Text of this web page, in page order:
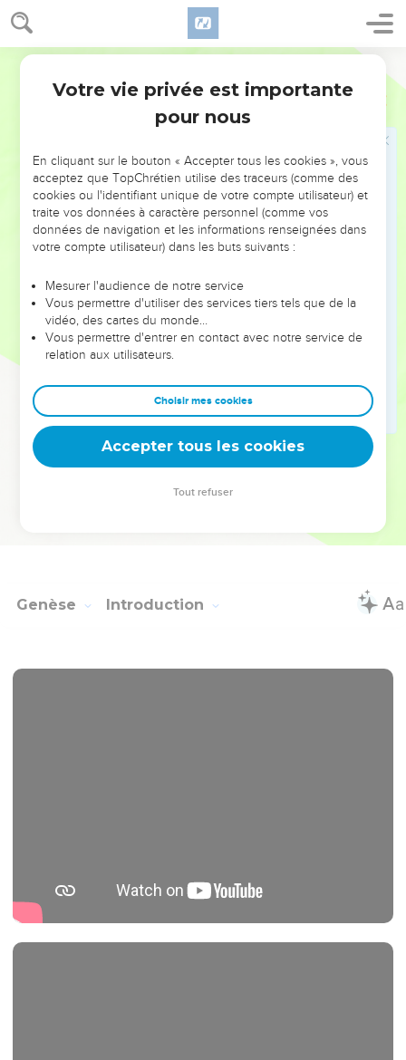
NE MANQUEZ PAS L’ÉVÉNEMENT
DE L’ANNÉE !
ET SI LEURS ERREURS POUVAIENT VOUS ÉVITER LES
VOTRES ?
leur foi ou leur vision. Mais on voit moins les doutes, les erreurs
et les saisons difficiles qu'ils ont traversés, alors même que ce
sont elles qui les ont façonnés.
Dans cette conférence, leaders, entrepreneurs, et responsables
clés pour avancer avec plus de sagesse afin que leurs erreurs
deviennent vos tremplins. Que vous guidiez un ministère, une
équipe, un groupe ou une famille, leur expérience est faite
Genèse Introduction
Votre vie privée est importante
pour nous
En cliquant sur le bouton « Accepter tous les cookies », vous
acceptez que TopChrétien utilise des traceurs (comme des
cookies ou l'identifiant unique de votre compte utilisateur) et
traite vos données à caractère personnel (comme vos
données de navigation et les informations renseignées dans
votre compte utilisateur) dans les buts suivants :
Mesurer l'audience de notre service
Vous permettre d'utiliser des services tiers tels que de la
vidéo, des cartes du monde…
Vous permettre d'entrer en contact avec notre service de
relation aux utilisateurs.
Choisir mes cookies
Accepter tous les cookies
Tout refuser